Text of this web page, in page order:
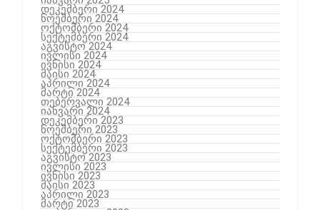
დეკემბერი 2024
ნოემბერი 2024
ოქტომბერი 2024
სექტემბერი 2024
აგვისტო 2024
ივლისი 2024
ივნისი 2024
მაისი 2024
აპრილი 2024
მარტი 2024
თებერვალი 2024
იანვარი 2024
დეკემბერი 2023
ნოემბერი 2023
ოქტომბერი 2023
სექტემბერი 2023
აგვისტო 2023
ივლისი 2023
ივნისი 2023
მაისი 2023
აპრილი 2023
მარტი 2023